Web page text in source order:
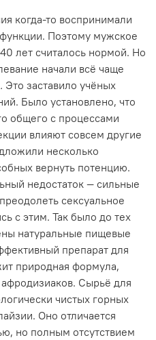
когда-то воспринимали
Поэтому мужское
лет считалось нормой. Но
начали всё чаще
заставило учёных
Было установлено, что
общего с процессами
влияют совсем другие
несколько
вернуть потенцию.
недостаток — сильные
сексуальное
с этим. Так было до тех
натуральные пищевые
препарат для
природная формула,
Сырьё для
чистых горных
Оно отличается
но полным отсутствием